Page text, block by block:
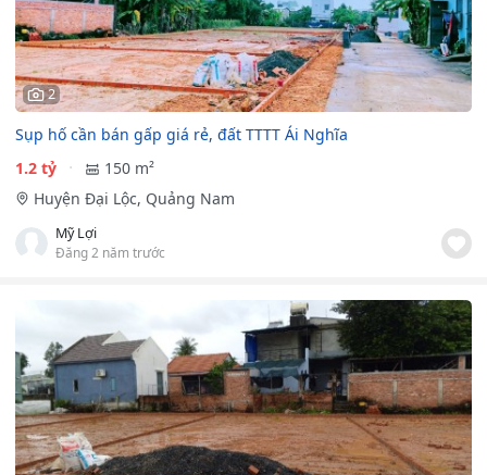
2
Sụp hố cần bán gấp giá rẻ, đất TTTT Ái Nghĩa
1.2 tỷ
150 m²
Huyện Đại Lộc, Quảng Nam
Mỹ Lợi
Đăng 2 năm trước